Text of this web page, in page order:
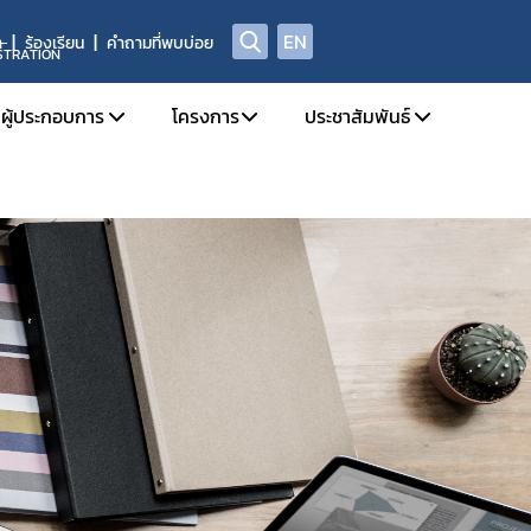
ร้องเรียน คำถามที่พบบ่อย EN
ประกอบการ
กสูตรอบรม
นที่นำทาง
โครงการ
โครงการปี พ.ศ. 2568
โครงการปี พ.ศ. 2567
โครงการปี พ.ศ. 2566
ประชาสัมพันธ์
สมัครงาน